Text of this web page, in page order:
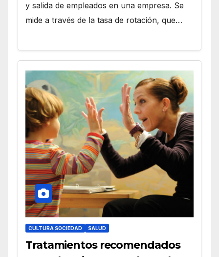
y salida de empleados en una empresa. Se
mide a través de la tasa de rotación, que…
CULTURA SOCIEDAD SALUD
Tratamientos recomendados